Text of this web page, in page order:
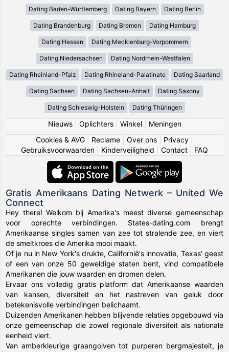
Dating Baden-Württemberg Dating Bayern Dating Berlin
Dating Brandenburg Dating Bremen Dating Hamburg
Dating Hessen Dating Mecklenburg-Vorpommern
Dating Niedersachsen Dating Nordrhein-Westfalen
Dating Rheinland-Pfalz Dating Rhineland-Palatinate Dating Saarland
Dating Sachsen Dating Sachsen-Anhalt Dating Saxony
Dating Schleswig-Holstein Dating Thüringen
Nieuws| Oplichters| Winkel| Meningen
Cookies & AVG
Reclame Over ons Privacy
Gebruiksvoorwaarden
Kinderveiligheid Contact FAQ
Gratis Amerikaans Dating Netwerk – United We
Connect
Hey there! Welkom bij Amerika's meest diverse gemeenschap
voor oprechte verbindingen. States-dating.com brengt
Amerikaanse singles samen van zee tot stralende zee, en viert
de smeltkroes die Amerika mooi maakt.
Of je nu in New York's drukte, Californië's innovatie, Texas' geest
of een van onze 50 geweldige staten bent, vind compatibele
Amerikanen die jouw waarden en dromen delen.
Ervaar ons volledig gratis platform dat Amerikaanse waarden
van kansen, diversiteit en het nastreven van geluk door
betekenisvolle verbindingen belichaamt.
Duizenden Amerikanen hebben blijvende relaties opgebouwd via
onze gemeenschap die zowel regionale diversiteit als nationale
eenheid viert.
Van amberkleurige graangolven tot purperen bergmajesteit, je